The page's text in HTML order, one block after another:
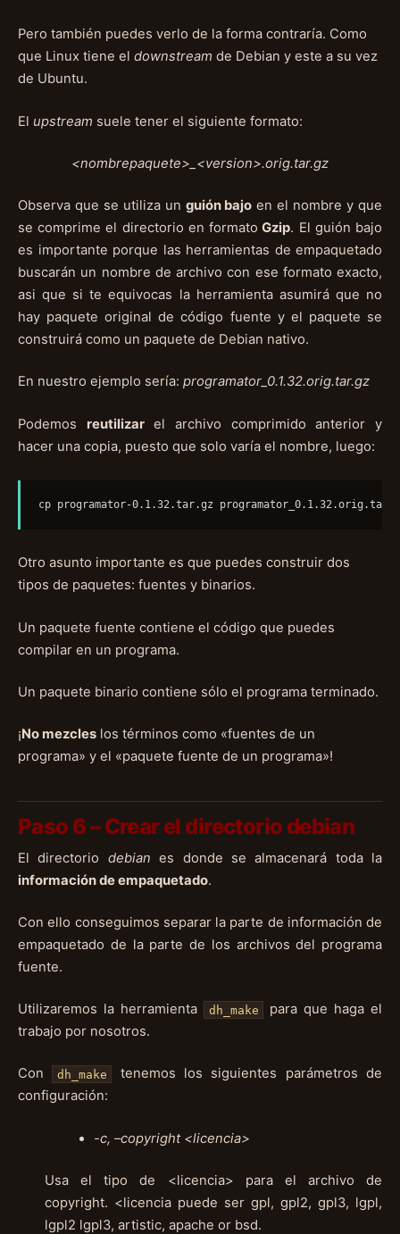
Pero también puedes verlo de la forma contraría. Como
que Linux tiene el downstream de Debian y este a su vez
de Ubuntu.
El upstream suele tener el siguiente formato:
<nombrepaquete>_<version>.orig.tar.gz
Observa que se utiliza un guión bajo en el nombre y que
se comprime el directorio en formato Gzip. El guión bajo
es importante porque las herramientas de empaquetado
buscarán un nombre de archivo con ese formato exacto,
asi que si te equivocas la herramienta asumirá que no
hay paquete original de código fuente y el paquete se
construirá como un paquete de Debian nativo.
En nuestro ejemplo sería: programator_0.1.32.orig.tar.gz
Podemos reutilizarel archivo comprimido anterior y
hacer una copia, puesto que solo varía el nombre, luego:
cp programator-0.1.32.tar.gz
Otro asunto importante es que puedes construir dos
tipos de paquetes: fuentes y binarios.
Un paquete fuente contiene el código que puedes
compilar en un programa.
Un paquete binario contiene sólo el programa terminado.
¡No mezcles los términos como «fuentes de un
programa» y el «paquete fuente de un programa»!
Paso 6 – Crear el directorio debian
El directorio debian es donde se almacenará toda la
información de empaquetado.
Con ello conseguimos separar la parte de información de
empaquetado de la parte de los archivos del programa
fuente.
Utilizaremos la herramienta dh_make
para que haga el
trabajo por nosotros.
Con dh_make
tenemos los siguientes parámetros de
configuración:
-c, –copyright <licencia>
Usa el tipo de <licencia> para el archivo de
copyright. <licencia puede ser gpl, gpl2, gpl3, lgpl,
lgpl2 lgpl3, artistic, apache or bsd.